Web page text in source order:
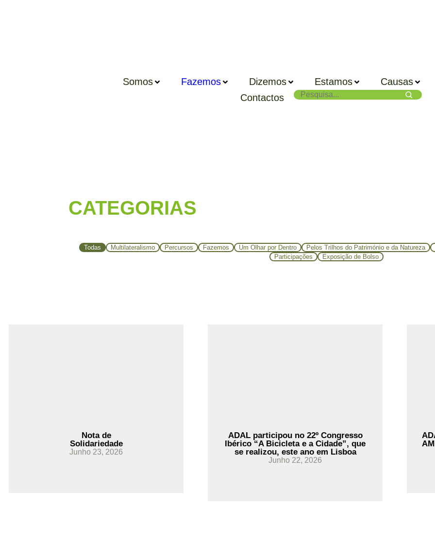
Somos Fazemos Dizemos Estamos Causas
Contactos
CATEGORIAS
Multilateralismo Percursos Fazemos Um Olhar por Dentro Pelos Trilhos do Património e da Natureza
Participações
Exposição de Bolso
Todas
Nota de
Solidariedade
Junho 23, 2026
ADAL participou no 22º Congresso
Ibérico “A Bicicleta e a Cidade”, que
se realizou, este ano em Lisboa
Junho 22, 2026